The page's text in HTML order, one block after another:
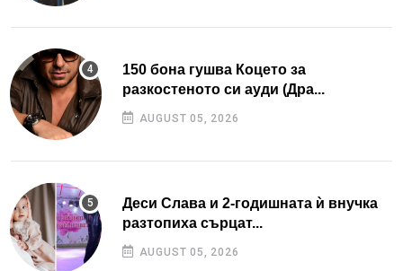
150 бона гушва Коцето за
разкостеното си ауди (Дра...
AUGUST 05, 2026
Деси Слава и 2-годишната ѝ внучка
разтопиха сърцат...
AUGUST 05, 2026